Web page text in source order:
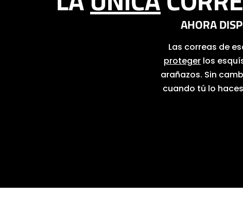
AHORA
Las correas de
proteger los
arañazos. Sin
cuando tú lo